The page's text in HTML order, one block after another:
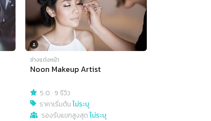
ช่างแต่งหน้า
Noon Makeup Artist
5.0 · 9 รีวิว
ราคาเริ่มต้นไม่ระบุ
รองรับแขกสูงสุดไม่ระบุ